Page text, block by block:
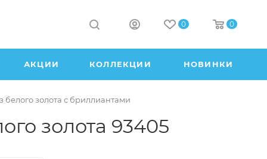
0 0
АКЦИИ КОЛЛЕКЦИИ НОВИНКИ
белого золота с бриллиантами
золота 93405